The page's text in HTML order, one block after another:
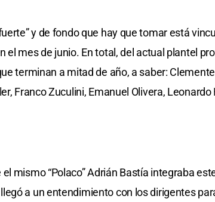
y de fondo que hay que tomar está
el mes de junio. En total, del actual plantel
terminan a mitad de año, a saber:
Franco Zuculini, Emanuel Olivera,
mismo “Polaco” Adrián Bastía integraba
a un entendimiento con los dirigentes